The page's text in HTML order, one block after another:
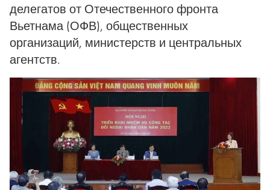
делегатов от Отечественного фронта
Вьетнама (ОФВ), общественных
организаций, министерств и центральных
агентств.